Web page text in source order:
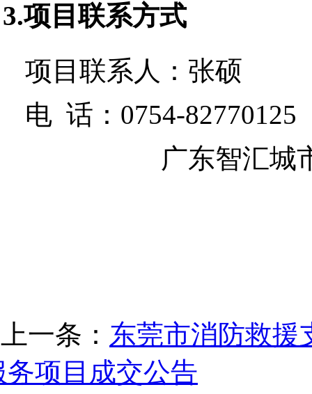
3.项目联系方式
项目联系人： 张硕
电 话： 0754-82770125
广东智汇城
上一条： 东莞市消防救援
务项目成交公告